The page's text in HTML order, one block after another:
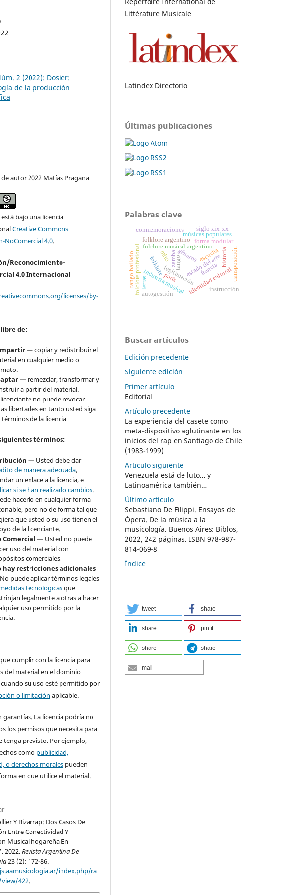
2 (2022): Dosier:
de la producción
de autor 2022 Matías Pragana
está bajo una licencia
Creative Commons
NoComercial 4.0.
Reconocimiento-
4.0 Internacional
licenses/by-
libre de:
— copiar y redistribuir el
en cualquier medio o
— remezclar, transformar y
a partir del material.
licenciante no puede revocar
libertades en tanto usted siga
términos de la licencia
términos:
— Usted debe dar
de manera adecuada,
un enlace a la licencia, e
si se han realizado cambios.
hacerlo en cualquier forma
pero no de forma tal que
que usted o su uso tienen el
de la licenciante.
Comercial — Usted no puede
uso del material con
comerciales.
hay restricciones adicionales
puede aplicar términos legales
medidas tecnológicasque
legalmente a otras a hacer
uso permitido por la
cumplir con la licencia para
del material en el dominio
su uso esté permitido por
o limitación aplicable.
garantías. La licencia podría no
los permisos que necesita para
tenga previsto. Por ejemplo,
como publicidad,
o derechos morales pueden
en que utilice el material.
Y Bizarrap: Dos Casos De
Entre Conectividad Y
Musical hogareña En
2022.Revista Argentina De
23 (2): 172-86.
index.php/ra
422.
Littérature Musicale
Latindex Directorio
Últimas publicaciones
Palabras clave
folclore musical argentino
estado del arte
folclore profesional géneros historia
folklore
industria musical
folklore argentino
identidad cultural
músicas populares
legitimación
zamba
forma modular
conmemoraciones siglo xix-xx
instrucción
autogestión
tango
tango bailado letras
transposición
escucha
mito
parís
francia
Buscar artículos
Edición precedente
Siguiente edición
Primer artículo
Editorial
Artículo precedente
La experiencia del casete como
meta-dispositivo aglutinante en los
inicios del rap en Santiago de Chile
(1983-1999)
Artículo siguiente
Venezuela está de luto… y
Latinoamérica también…
Último artículo
Sebastiano De Filippi. Ensayos de
Ópera. De la música a la
musicología. Buenos Aires: Biblos,
2022, 242 páginas. ISBN 978-987-
814-069-8
Índice
tweet share
share pin it
share share
mail